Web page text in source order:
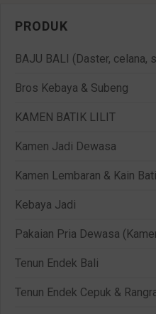
PRODUK
BAJU BALI (Daster, celana,
Bros Kebaya & Subeng
KAMEN BATIK LILIT
Kamen Jadi Dewasa
Kamen Lembaran & Kain
Kebaya Jadi
Pakaian Pria Dewasa
Tenun Endek Bali
Tenun Endek Cepuk &